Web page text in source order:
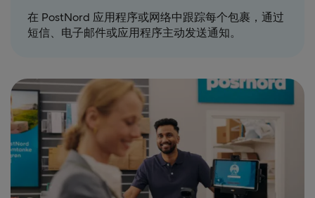
在 PostNord 应用程序或网络中跟踪每个包裹，通过
短信、电子邮件或应用程序主动发送通知。